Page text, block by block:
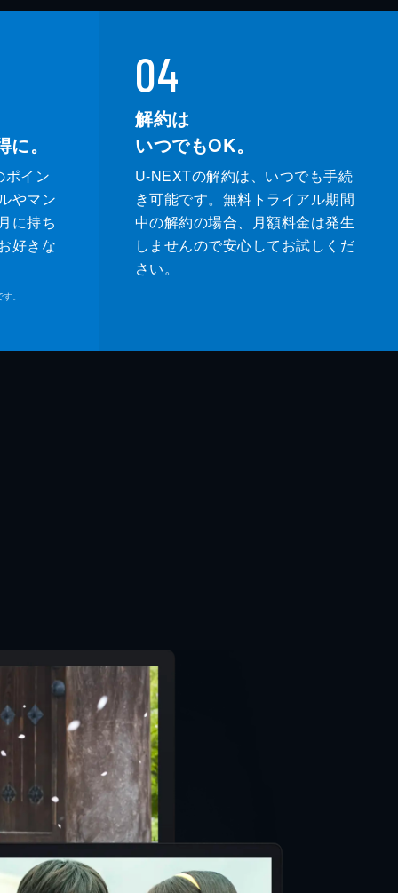
。
ポイン
やマン
に持ち
好きな
。
04
解約は
いつでもOK。
U-NEXTの解約は、いつでも手続
き可能です。無料トライアル期間
中の解約の場合、月額料金は発生
しませんので安心してお試しくだ
さい。